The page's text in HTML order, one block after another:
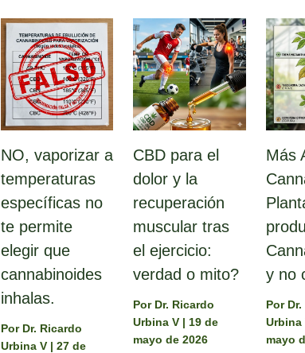
NO, vaporizar a
temperaturas
específicas no
te permite
elegir que
cannabinoides
inhalas.
Por Dr. Ricardo
Urbina V | 27 de
CBD para el
dolor y la
recuperación
muscular tras
el ejercicio:
verdad o mito?
Por Dr. Ricardo
Urbina V | 19 de
mayo de 2026
Más
y no
Por
Urbina
mayo